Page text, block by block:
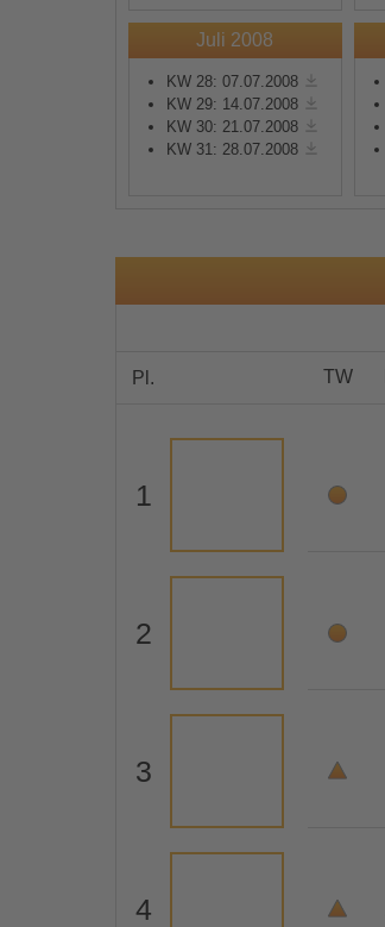
Mehr Informationen
Akzeptieren
powered byUsercentrics
Juli 2008
KW 28: 07.07.2008
KW 29: 14.07.2008
KW 30: 21.07.2008
KW 31: 28.07.2008
Pl. TW
1
2
3
4